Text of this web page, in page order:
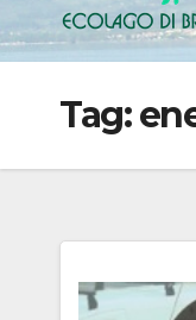
Tag: